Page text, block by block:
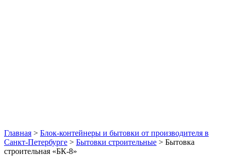
Главная > Блок-контейнеры и бытовки от производителя в
Санкт-Петербурге > Бытовки строительные > Бытовка
строительная «БК-8»